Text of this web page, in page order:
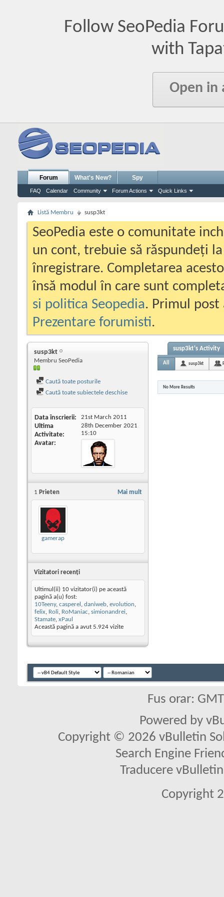
Follow SeoPedia
with
Open in
Forum
FAQ Calendar Community Forum Actions Quick Links
What's New? Spy
Listă Membru susp3kt
SeoPedia este o comunitate
un cont, trebuie să răspundeți
înregistrare. Completarea
însă modul în care sunt
si politica Seopedia. Primul
Prezentare forumisti.
susp3kt
Membru SeoPedia
Caută toate posturile
Caută toate subiectele deschise
Data înscrierii 21st March 2011
Ultima
Activitate
28th December 2021
15:10
Avatar
Mai mult
1 Prieten
gamerap
Vizitatori recenţi
Ultimul(ii) 10 vizitator(i) pe această
pagină a(u) fost:
10Teeny, casperel , daniweb, evolution,
felix, Roli, RoManiac, simionandrei,
Stamate, xPaul
Această pagină a avut 5.924 vizite
susp3kt's Activity
All susp3kt
No More Results
Fus orar:
Powered by
Copyright © 2026 vBulletin
Search Engine
Traducere
Copyright